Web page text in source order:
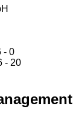
- 0
- 20